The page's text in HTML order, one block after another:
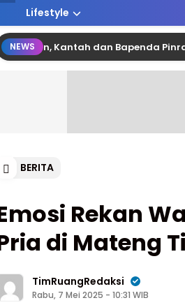
Lifestyle
NEWS
Kantah dan Bapenda Pinrang
BERITA
Rekan
di Mateng
TimRuangRedaksi
Rabu, 7 Mei 2025 - 10:31 WIB